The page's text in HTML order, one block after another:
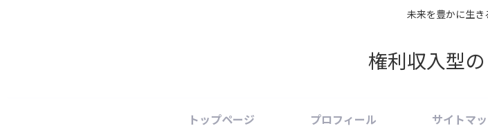
未来を豊かに生き
権利収入型
トップページ プロフィール サイトマ